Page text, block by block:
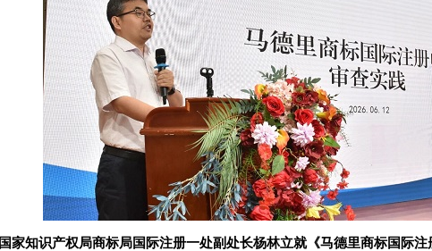
国家知识产权局商标局国际注册一处副处长杨林立就《马德里商标国际